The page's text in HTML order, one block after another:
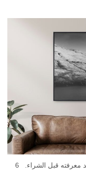
قبل الشراء. 6